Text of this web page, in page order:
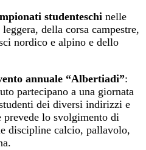
studenteschi nelle
della corsa campestre,
nordico e alpino e dello
annuale “Albertiadi”:
partecipano a una giornata
dei diversi indirizzi e
lo svolgimento di
discipline calcio, pallavolo,